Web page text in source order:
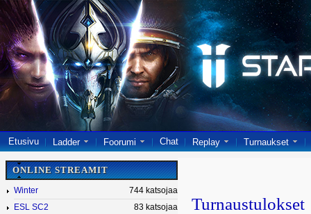
Etusivu Ladder Foorumi Chat Replay Turnaukset
ONLINE STREAMIT
Winter
744 katsojaa
ESL SC2
83 katsojaa
Turnaustulokset